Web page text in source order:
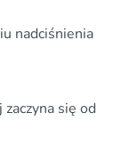
nadciśnienia
się od